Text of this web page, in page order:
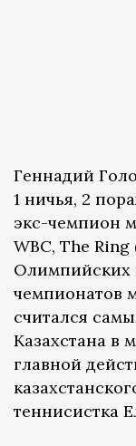
Геннадий
1 ничья, 2
экс-чемпион
WBC, The
Олимпийских
чемпионатов
считался
Казахстана в
главной
теннисистка